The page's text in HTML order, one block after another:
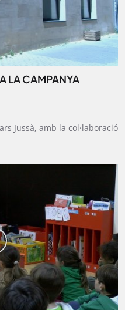
LA CAMPANYA
Jussà, amb la col·laboració